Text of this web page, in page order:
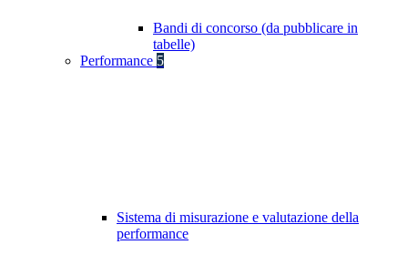
Bandi di concorso (da pubblicare in
tabelle)
Performance 5
Sistema di misurazione e valutazione della
performance